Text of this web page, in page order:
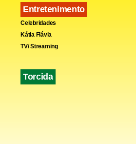
Entretenimento
Celebridades
Kátia Flávia
TV/ Streaming
Torcida